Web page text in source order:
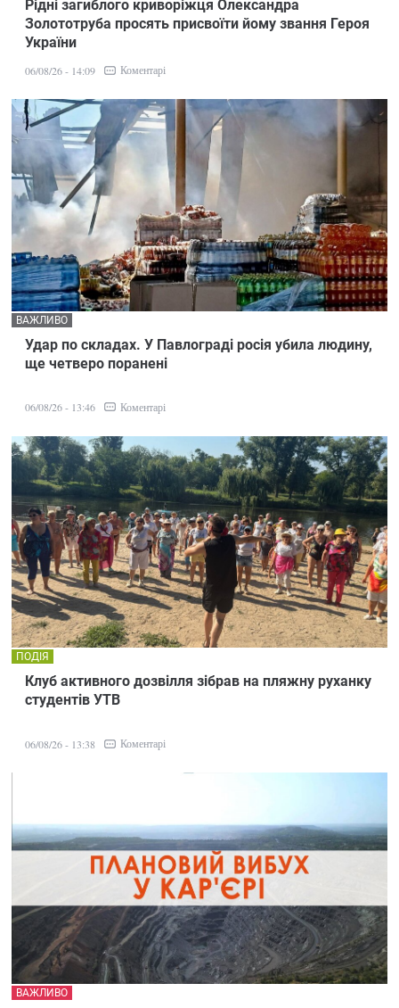
Рідні загиблого криворіжця Олександра
Золототруба просять присвоїти йому звання Героя
України
06/08/26 - 14:09 Коментарі
Удар по складах. У Павлограді росія убила людину,
ще четверо поранені
ВАЖЛИВО
06/08/26 - 13:46 Коментарі
Клуб активного дозвілля зібрав на пляжну руханку
студентів УТВ
ПОДІЯ
06/08/26 - 13:38 Коментарі
ВАЖЛИВО